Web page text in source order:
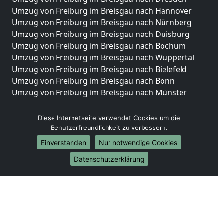
Umzug von Freiburg im Breisgau nach Hannover
Umzug von Freiburg im Breisgau nach Nürnberg
Umzug von Freiburg im Breisgau nach Duisburg
Umzug von Freiburg im Breisgau nach Bochum
Umzug von Freiburg im Breisgau nach Wuppertal
Umzug von Freiburg im Breisgau nach Bielefeld
Umzug von Freiburg im Breisgau nach Bonn
Umzug von Freiburg im Breisgau nach Münster
Umzug von Freiburg im Breisgau nach Brasilien
Umzug von Freiburg im Breisgau nach Brunei
Darussalam
Umzug von Freiburg im Breisgau nach Burkina Faso
Umzug von Freiburg im Breisgau nach Burundi
Diese Internetseite verwendet Cookies um die
Benutzerfreundlichkeit zu verbessern.
Einverstanden
Nur notwendige Cookies
Datenschutzerklärung